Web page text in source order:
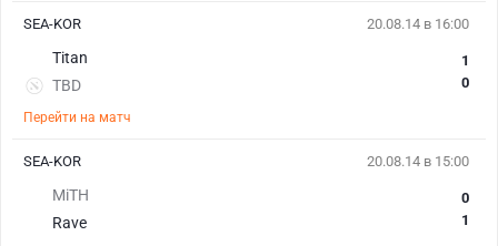
20.08.14 в 16:00
Titan
TBD
1
0
Перейти на матч
SEA-KOR
20.08.14 в 15:00
MiTH
Rave
0
1
SEA-KOR